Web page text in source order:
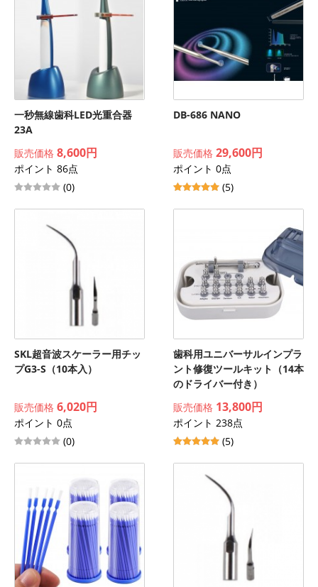
一秒無線歯科LED光重合器
23A
販売価格 8,600円
ポイント 86点
(0)
DB-686 NANO
販売価格 29,600円
ポイント 0点
(5)
SKL超音波スケーラー用チッ
プG3-S（10本入）
販売価格 6,020円
ポイント 0点
(0)
歯科用ユニバーサルインプラ
ント修復ツールキット（14本
のドライバー付き）
販売価格 13,800円
ポイント 238点
(5)